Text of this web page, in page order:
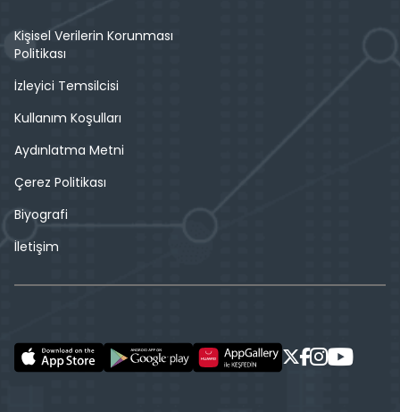
Kişisel Verilerin Korunması
Politikası
İzleyici Temsilcisi
Kullanım Koşulları
Aydınlatma Metni
Çerez Politikası
Biyografi
İletişim